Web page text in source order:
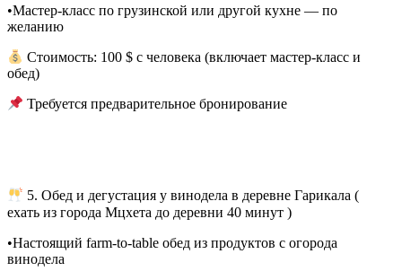
•Мастер-класс по грузинской или другой кухне — по
желанию
Стоимость: 100 $ с человека (включает мастер-класс и
обед)
Требуется предварительное бронирование
5. Обед и дегустация у винодела в деревне Гарикала (
ехать из города Мцхета до деревни 40 минут )
•Настоящий farm-to-table обед из продуктов с огорода
винодела